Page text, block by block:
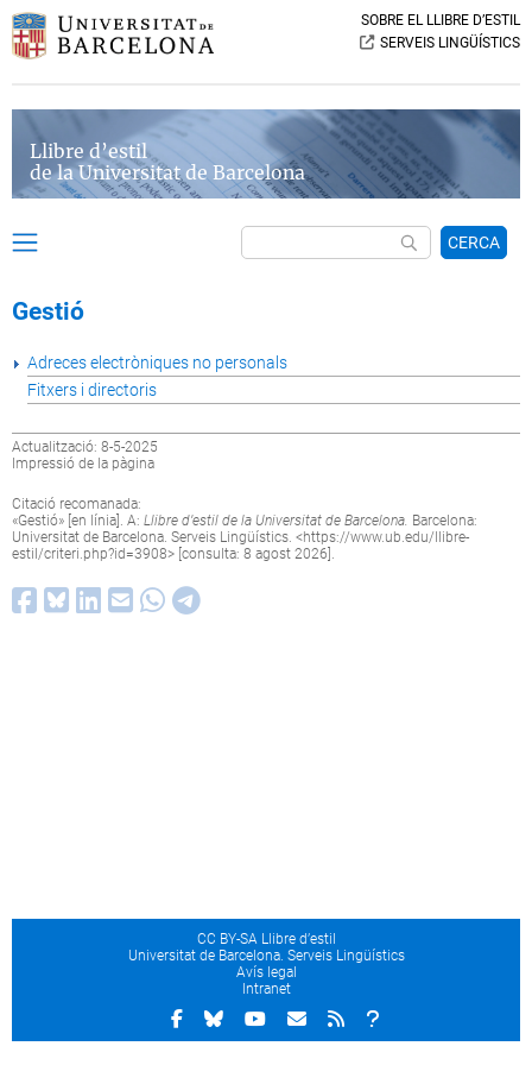
SOBRE EL LLIBRE D’ESTIL
SERVEIS LINGÜÍSTICS
Llibre d’estil
de la Universitat de Barcelona
CERCA
Gestió
Adreces electròniques no personals
Fitxers i directoris
Actualització: 8-5-2025
Impressió de la pàgina
Citació recomanada:
«Gestió» [en línia]. A: Llibre d’estil de la Universitat de Barcelona. Barcelona:
Universitat de Barcelona. Serveis Lingüístics. <https://www.ub.edu/llibre-
estil/criteri.php?id=3908> [consulta: 8 agost 2026].
CC BY-SA Llibre d’estil
Universitat de Barcelona. Serveis Lingüístics
Avís legal
Intranet